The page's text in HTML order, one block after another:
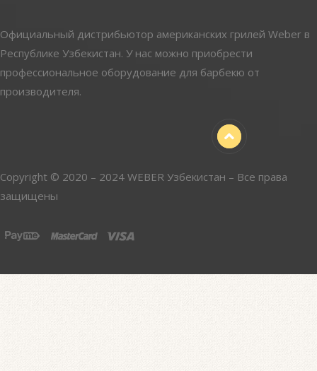
Официальный дистрибьютор американских грилей Weber в
Республике Узбекистан. У нас можно приобрести
профессиональное оборудование для барбекю от
производителя.
Copyright © 2020 – 2024 WEBER Узбекистан – Все права
защищены